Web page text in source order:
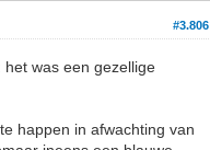
#3.806
was een gezellige
happen in afwachting van